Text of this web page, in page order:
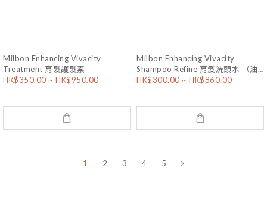
Milbon Enhancing Vivacity
Treatment 育髮護髮素
HK$350.00 ~ HK$950.00
Milbon Enhancing Vivacity
Shampoo Refine 育髮洗頭水 （油
性髮質）
HK$300.00 ~ HK$860.00
1 2 3 4 5